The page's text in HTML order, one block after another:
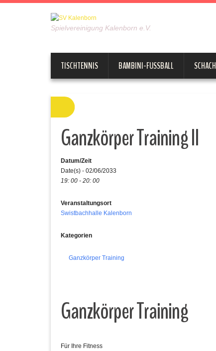
Spielvereinigung Kalenborn e.V.
TISCHTENNIS BAMBINI-FUSSBALL SCHACH
Ganzkörper Training II
Datum/Zeit
Date(s) - 02/06/2033
19: 00 - 20: 00
Veranstaltungsort
Swistbachhalle Kalenborn
Kategorien
Ganzkörper Training
Ganzkörper Training
Für Ihre Fitness